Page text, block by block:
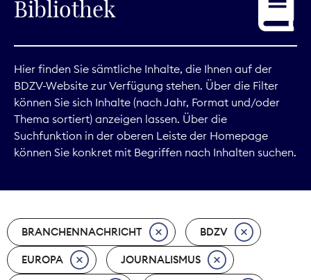
Service
Digitales
Kommunikation
Marktdaten
Nachhaltigkeit
Nachwuchs
Bibliothek
Hier finden Sie sämtliche Inhalte, die Ihnen auf der
BDZV-Website zur Verfügung stehen. Über die Filter
können Sie sich Inhalte (nach Jahr, Format und/oder
Thema sortiert) anzeigen lassen. Über die
Suchfunktion in der oberen Leiste der Homepage
können Sie konkret mit Begriffen nach Inhalten suchen.
BRANCHENNACHRICHT BDZV
EUROPA JOURNALISMUS